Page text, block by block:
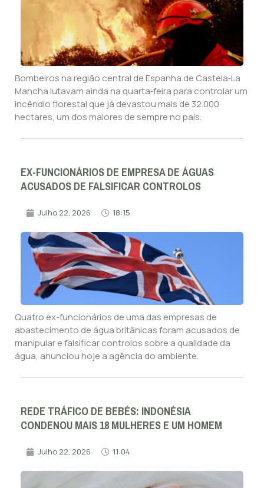
Bombeiros na região central de Espanha de Castela‑La
Mancha lutavam ainda na quarta‑feira para controlar um
incêndio florestal que já devastou mais de 32.000
hectares, um dos maiores de sempre no país.
EX-FUNCIONÁRIOS DE EMPRESA DE ÁGUAS
ACUSADOS DE FALSIFICAR CONTROLOS
Julho 22, 2026 18:15
Quatro ex-funcionários de uma das empresas de
abastecimento de água britânicas foram acusados de
manipular e falsificar controlos sobre a qualidade da
água, anunciou hoje a agência do ambiente.
REDE TRÁFICO DE BEBÉS: INDONÉSIA
CONDENOU MAIS 18 MULHERES E UM HOMEM
Julho 22, 2026 11:04